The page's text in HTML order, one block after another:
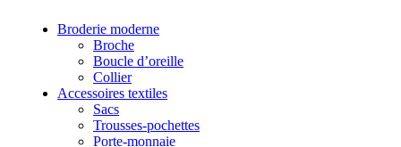
& accessoires
Accessoires
écoresponsables
Broderie moderne
Broche
Boucle d’oreille
Collier
Accessoires textiles
Sacs
Trousses-pochettes
Porte-monnaie